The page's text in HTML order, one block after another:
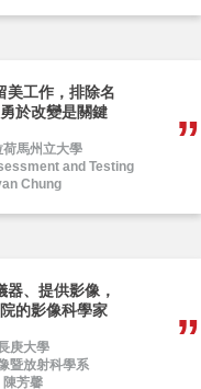
美工作，排除名
於改變是關鍵
荷馬州立大學
and Testing
Chung
器、提供影像，
的影像科學家
庚大學
暨放射科學系
陳芳馨